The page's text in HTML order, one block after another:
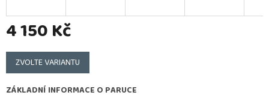
4 150 Kč
Měrná
cena:
ZVOLTE VARIANTU
ZÁKLADNÍ INFORMACE O PARUCE